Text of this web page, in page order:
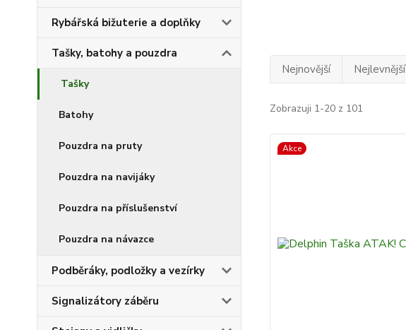
Rybářská bižuterie a doplňky
Tašky, batohy a pouzdra
Tašky
Batohy
Pouzdra na pruty
Pouzdra na navijáky
Pouzdra na příslušenství
Pouzdra na návazce
Podběráky, podložky a vezírky
Signalizátory záběru
Nejnovější Nejlevnější
Zobrazuji 1-20 z 101
Akce